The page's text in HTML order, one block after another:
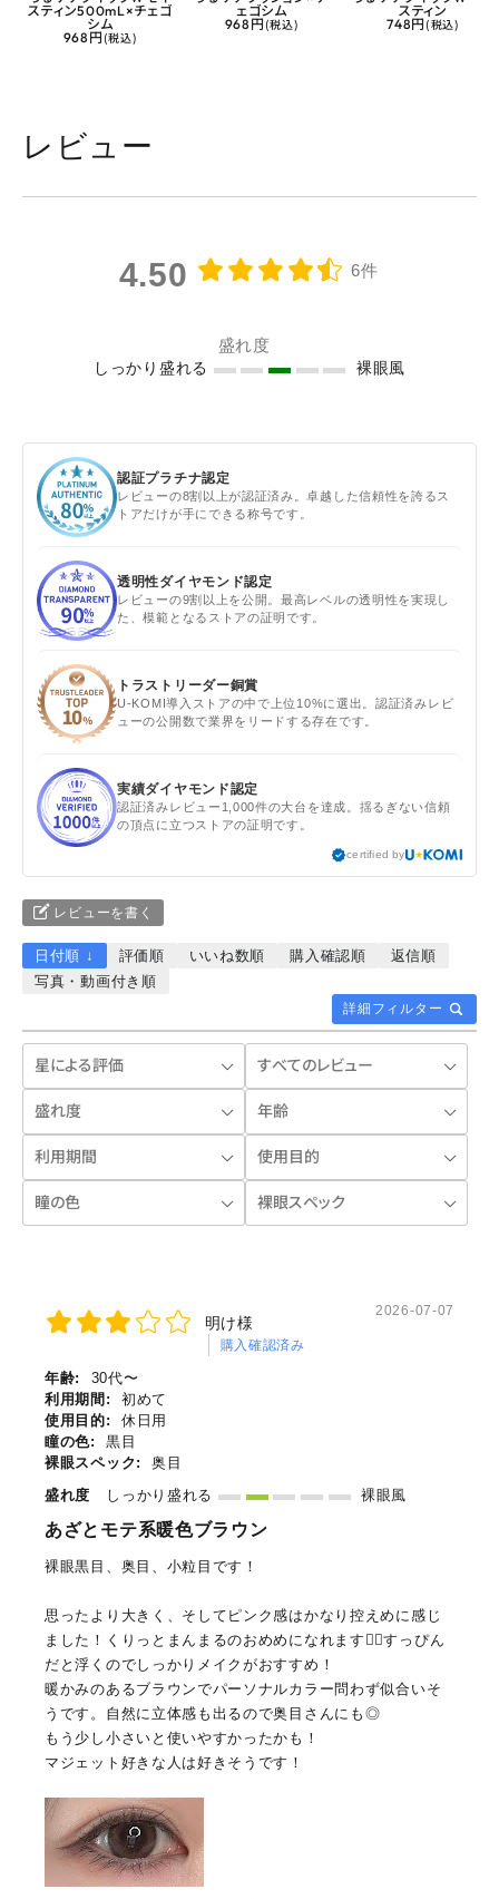
スティン500mL×チェゴ
シム
968円 (税込)
ェゴシム
968円 (税込)
スティン
748円 (税込)
レビュー
4.50 6件
盛れ度
しっかり盛れる 裸眼風
認証プラチナ認定
レビューの8割以上が認証済み。卓越した信頼性を誇るス
トアだけが手にできる称号です。
透明性ダイヤモンド認定
レビューの9割以上を公開。最高レベルの透明性を実現し
た、模範となるストアの証明です。
トラストリーダー銅賞
U-KOMI導入ストアの中で上位10%に選出。認証済みレビ
ューの公開数で業界をリードする存在です。
実績ダイヤモンド認定
認証済みレビュー1,000件の大台を達成。揺るぎない信頼
の頂点に立つストアの証明です。
certified by
レビューを書く
詳細フィルター
日付順 ↓ 評価順 いいね数順 購入確認順
返信順
写真・動画付き順
明け様
購入確認済み
2026-07-07
年齢:
30代〜
利用期間:
初めて
使用目的:
休日用
瞳の色:
黒目
裸眼スペック:
奥目
盛れ度
しっかり盛れる 裸眼風
あざとモテ系暖色ブラウン
裸眼黒目、奥目、小粒目です！
思ったより大きく、そしてピンク感はかなり控えめに感じ
ました！くりっとまんまるのおめめになれます👍🏻すっぴん
だと浮くのでしっかりメイクがおすすめ！
暖かみのあるブラウンでパーソナルカラー問わず似合いそ
うです。自然に立体感も出るので奥目さんにも◎
もう少し小さいと使いやすかったかも！
マジェット好きな人は好きそうです！